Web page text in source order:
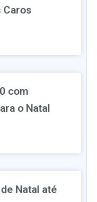
Caros
com
o Natal
Natal até